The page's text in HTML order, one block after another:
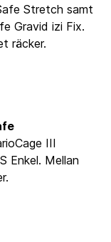
Stretch samt
Gravid izi Fix.
räcker.
III
Enkel. Mellan